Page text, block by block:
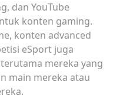
dan YouTube
konten gaming.
konten advanced
eSport juga
mereka yang
main mereka atau